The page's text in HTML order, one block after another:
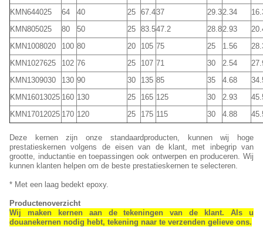
KMN644025
64 40 25 67.437 29.32.34
KMN805025
80 50 25 83.547.2 28.82.93
KMN1008020
100 80 20 105 75 25 1.56
KMN1027625
102 76 25 107 71 30 2.54
KMN1309030
130 90 30 135 85 35 4.68
KMN16013025 160 130 25 165 125 30 2.93
KMN17012025 170 120 25 175 115 30 4.88
Deze kernen zijn onze standaardproducten, kunnen wij hoge
prestatieskernen volgens de eisen van de klant, met inbegrip van
grootte, inductantie en toepassingen ook ontwerpen en produceren. Wij
kunnen klanten helpen om de beste prestatieskernen te selecteren.
* Met een laag bedekt epoxy.
Productenoverzicht
Wij maken kernen aan de tekeningen van de klant. Als u
douanekernen nodig hebt, tekening naar te verzenden gelieve ons.